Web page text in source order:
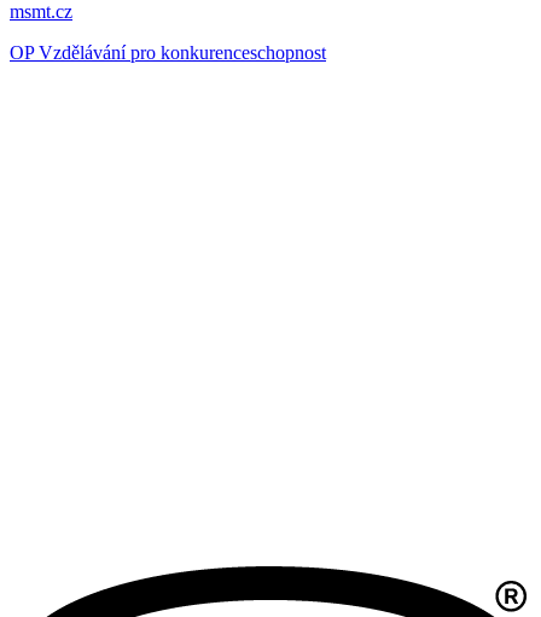
msmt.cz
OP Vzdělávání pro konkurenceschopnost